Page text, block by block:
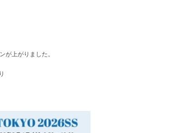
が上がりました。